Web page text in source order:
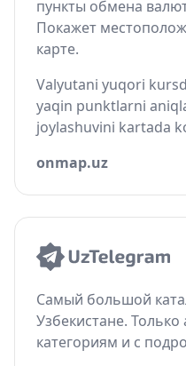
пункты обмена
Покажет
карте.
Valyutani yuqori
yaqin punktlarni
joylashuvini kartada
onmap.uz
Самый большой
Узбекистане.
категориям и с